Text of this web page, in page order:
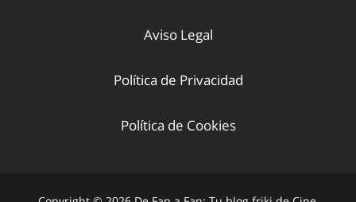
Aviso Legal
Política de Privacidad
Política de Cookies